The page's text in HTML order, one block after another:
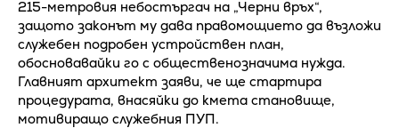
215-метровия небостъргач на „Черни връх“,
защото законът му дава правомощието да възложи
служебен подробен устройствен план,
обосновавайки го с общественозначима нужда.
Главният архитект заяви, че ще стартира
процедурата, внасяйки до кмета становище,
мотивиращо служебния ПУП.